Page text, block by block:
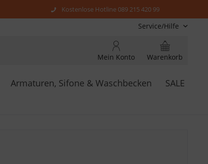
Kostenlose Hotline 089 215 420 99
Service/Hilfe
Warenkorb
Mein Konto
Armaturen, Sifone & Waschbecken SALE